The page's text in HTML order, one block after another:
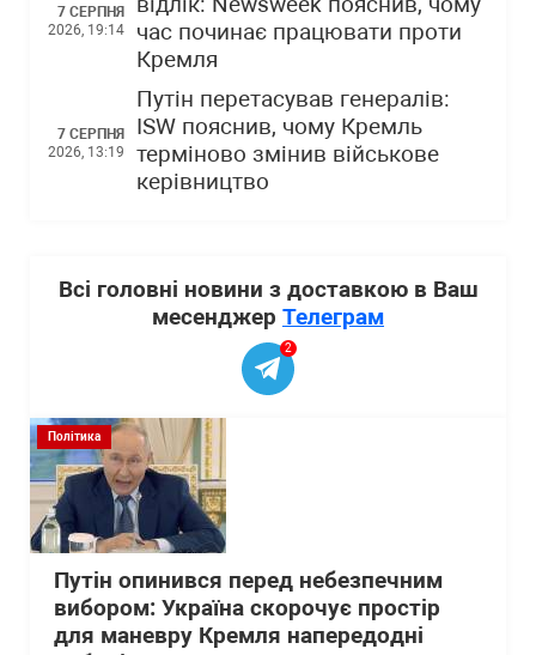
7 СЕРПНЯ
2026, 19:14
час починає працювати проти
Кремля
7 СЕРПНЯ
2026, 13:19
Путін перетасував генералів:
ISW пояснив, чому Кремль
терміново змінив військове
керівництво
Всі головні новини з доставкою в Ваш
месенджер Телеграм
2
Політика
Путін опинився перед небезпечним
вибором: Україна скорочує простір
для маневру Кремля напередодні